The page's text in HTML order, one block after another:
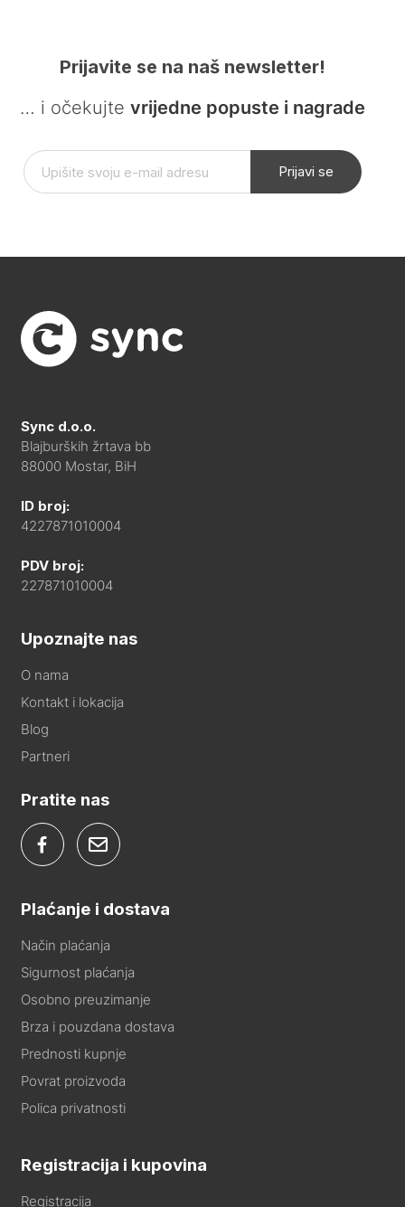
Prijavite se na naš newsletter!
… i očekujte vrijedne popuste i nagrade
Prijavi se
Sync d.o.o.
Blajburških žrtava bb
88000 Mostar, BiH
ID broj:
4227871010004
PDV broj:
227871010004
Upoznajte nas
O nama
Kontakt i lokacija
Blog
Partneri
Pratite nas
Plaćanje i dostava
Način plaćanja
Sigurnost plaćanja
Osobno preuzimanje
Brza i pouzdana dostava
Prednosti kupnje
Povrat proizvoda
Polica privatnosti
Registracija i kupovina
Registracija